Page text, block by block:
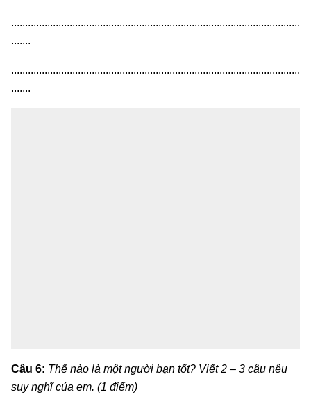
........................................................................................................
.......
........................................................................................................
.......
Câu 6: Thế nào là một người bạn tốt? Viết 2 – 3 câu nêu
suy nghĩ của em. (1 điểm)